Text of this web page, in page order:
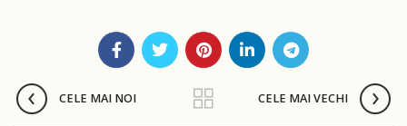
CELE MAI NOI CELE MAI VECHI